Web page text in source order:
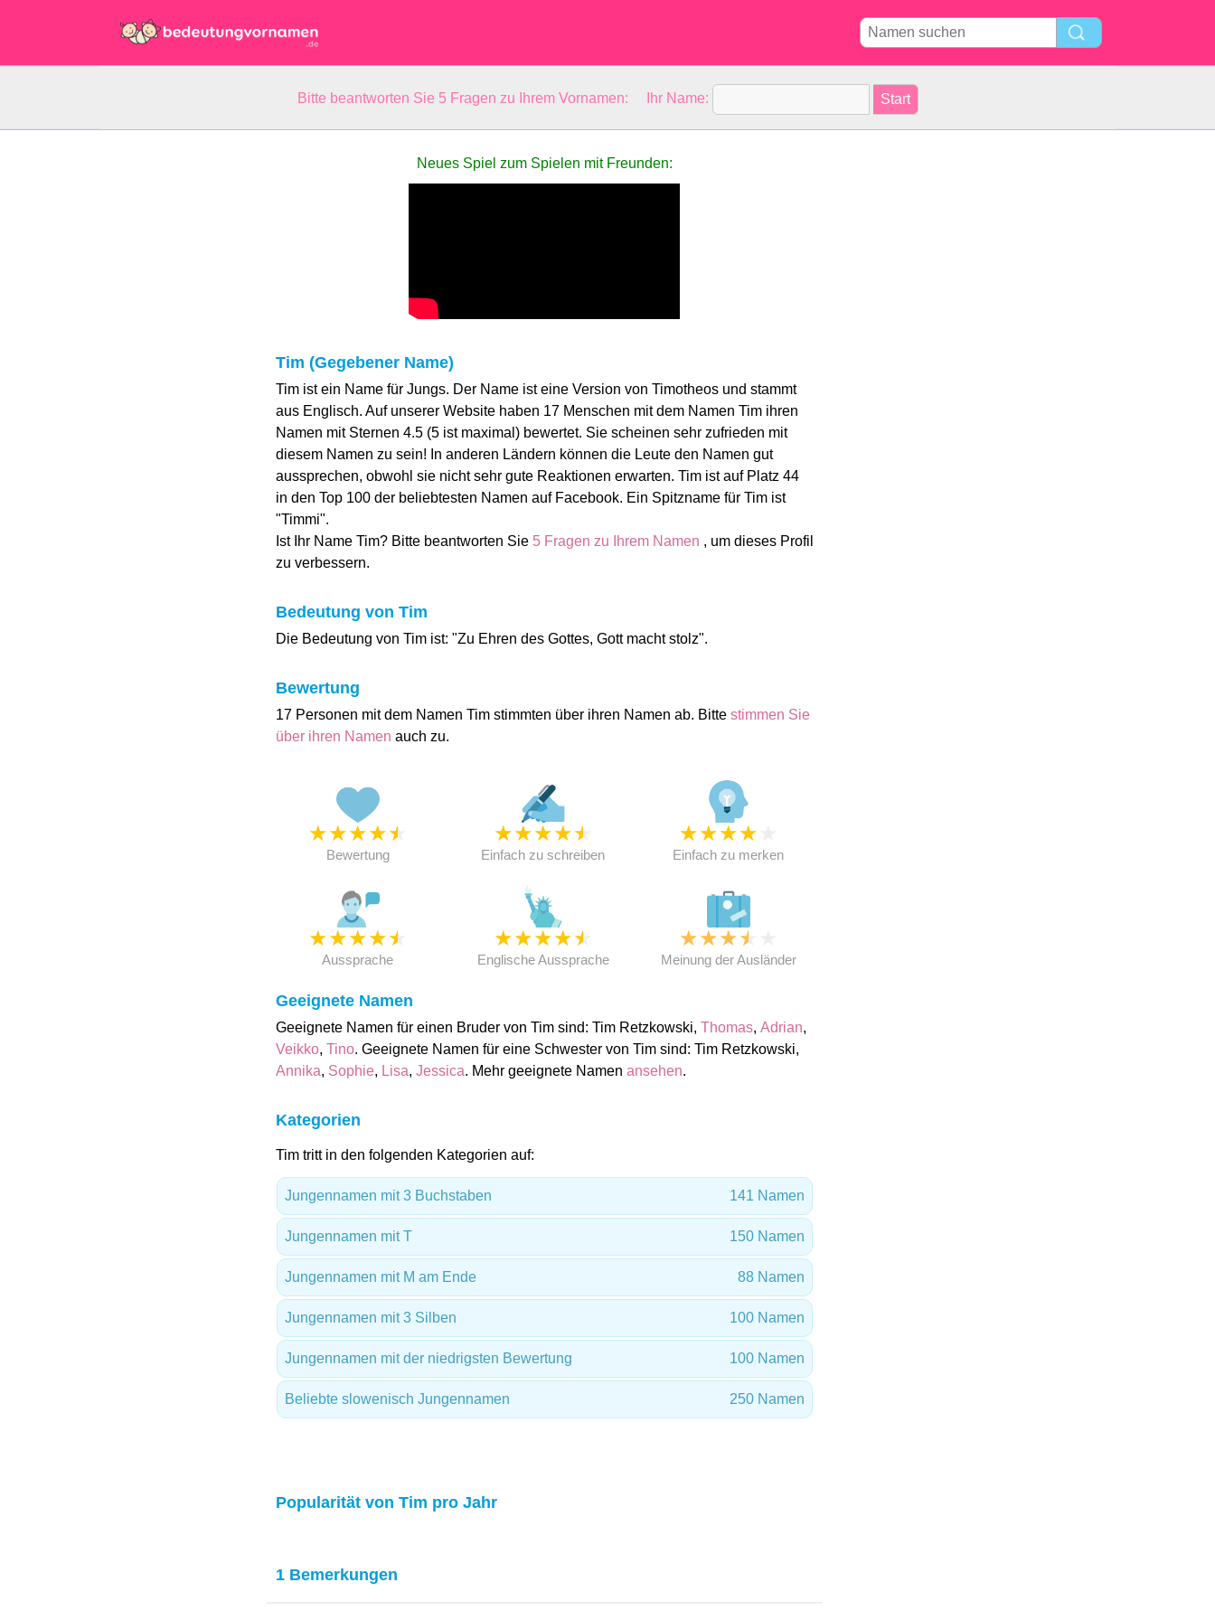
Bitte beantworten Sie 5 Fragen zu Ihrem Vornamen: Ihr Name:
Neues Spiel zum Spielen mit Freunden:
Tim (Gegebener Name)
Tim ist ein Name für Jungs. Der Name ist eine Version von Timotheos und stammt
aus Englisch. Auf unserer Website haben 17 Menschen mit dem Namen Tim ihren
Namen mit Sternen 4.5 (5 ist maximal) bewertet. Sie scheinen sehr zufrieden mit
diesem Namen zu sein! In anderen Ländern können die Leute den Namen gut
aussprechen, obwohl sie nicht sehr gute Reaktionen erwarten. Tim ist auf Platz 44
in den Top 100 der beliebtesten Namen auf Facebook. Ein Spitzname für Tim ist
"Timmi".
Ist Ihr Name Tim? Bitte beantworten Sie 5 Fragen zu Ihrem Namen , um dieses Profil
zu verbessern.
Bedeutung von Tim
Die Bedeutung von Tim ist: "Zu Ehren des Gottes, Gott macht stolz".
Bewertung
17 Personen mit dem Namen Tim stimmten über ihren Namen ab. Bitte stimmen Sie
über ihren Namen auch zu.
★★★★★
Bewertung
★★★★★
Einfach zu schreiben
★★★★
Einfach zu merken
★★★★★
Aussprache
★★★★★
Englische Aussprache
★★★★
Meinung der Ausländer
Geeignete Namen
Geeignete Namen für einen Bruder von Tim sind: Tim Retzkowski, Thomas, Adrian,
Veikko, Tino. Geeignete Namen für eine Schwester von Tim sind: Tim Retzkowski,
Annika, Sophie, Lisa, Jessica. Mehr geeignete Namen ansehen.
Kategorien
Tim tritt in den folgenden Kategorien auf:
Jungennamen mit 3 Buchstaben 141 Namen
Jungennamen mit T 150 Namen
Jungennamen mit M am Ende 88 Namen
Jungennamen mit 3 Silben 100 Namen
Jungennamen mit der niedrigsten Bewertung 100 Namen
Beliebte slowenisch Jungennamen 250 Namen
Popularität von Tim pro Jahr
1 Bemerkungen